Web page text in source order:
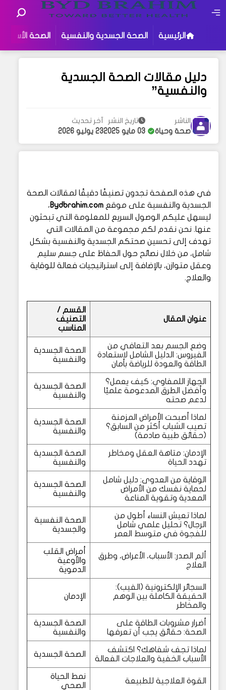
الرئيسية الصحة الجسدية والنفسية الصحة الأسرية
دليل مقالات الصحة الجسدية
والنفسية”
الناشر
صحة وحياة
تاريخ النشر
03 مايو 2025
آخر تحديث
23 يوليو 2026
في هذه الصفحة تجدون تصنيفًا دقيقًا لمقالات الصحة
الجسدية والنفسية على موقع Bydbrahim.com،
ليسهل عليكم الوصول السريع للمعلومة التي تبحثون
عنها. نحن نقدم لكم مجموعة من المقالات التي
تهدف إلى تحسين صحتكم الجسدية والنفسية بشكل
شامل، من خلال نصائح حول الحفاظ على جسم سليم
وعقل متوازن، بالإضافة إلى استراتيجيات فعالة للوقاية
والعلاج.
عنوان المقال
القسم /
التصنيف
المناسب
وضع الجسم بعد التعافي من
الفيروس: الدليل الشامل لاستعادة
الطاقة والعودة للرياضة بأمان
الصحة الجسدية
والنفسية
الجهاز اللمفاوي: كيف يعمل؟
وأفضل الطرق المدعومة علميًا
لدعم صحته
الصحة الجسدية
والنفسية
لماذا أصبحت الأمراض المزمنة
تصيب الشباب أكثر من السابق؟
(حقائق طبية صادمة)
الصحة الجسدية
والنفسية
الإدمان: متاهة العقل ومخاطر
تهدد الحياة
الصحة الجسدية
والنفسية
الوقاية من العدوى: دليل شامل
لحماية نفسك من الأمراض
المعدية وتقوية المناعة
الصحة الجسدية
والنفسية
لماذا تعيش النساء أطول من
الرجال؟ تحليل علمي شامل
للفجوة في متوسط العمر
الصحة النفسية
والجسدية
ألم الصدر: الأسباب، الأعراض، وطرق
العلاج
أمراض القلب
والأوعية
الدموية
السجائر الإلكترونية (الفيب):
الحقيقة الكاملة بين الوهم
والمخاطر
الإدمان
أضرار مشروبات الطاقة على
الصحة: حقائق يجب أن تعرفها
الصحة الجسدية
والنفسية
لماذا تجف شفاهك؟ اكتشف
الأسباب الخفية والعلاجات الفعالة
الصحة الجسدية
القوة العلاجية للطبيعة
نمط الحياة
الصحي